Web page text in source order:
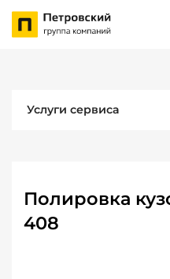
Услуги сервиса
Полировка
408